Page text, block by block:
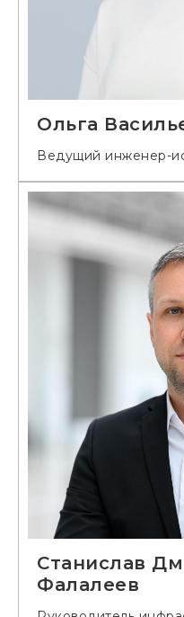
Ольга
Ведущий инженер-
Станислав
Фалалеев